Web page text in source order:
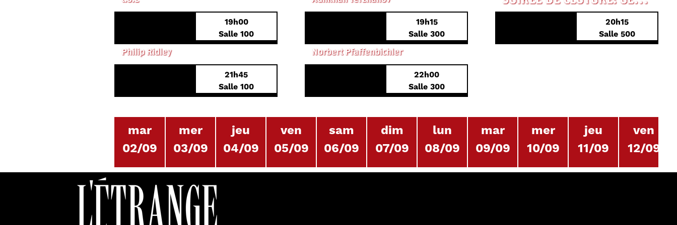
19h00
Salle 100
19h15
Salle 300
20h15
Salle 500
L'ENFANT MIROIR
Philip Ridley
21h45
Salle 100
2551.03 – THE END
Norbert Pfaffenbichler
22h00
Salle 300
mar
02/09
mer
03/09
jeu
04/09
ven
05/09
sam
06/09
dim
07/09
lun
08/09
mar
09/09
mer
10/09
jeu
11/09
ven
12/09